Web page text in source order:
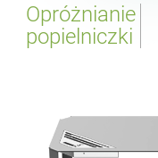
Opróżnianie
popielniczki